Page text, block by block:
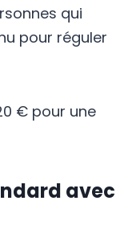
qui
pour réguler
€ pour une
avec